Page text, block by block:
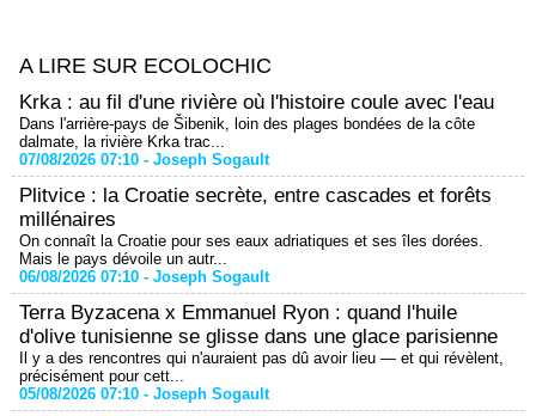
A LIRE SUR ECOLOCHIC
Krka : au fil d'une rivière où l'histoire coule avec l'eau
Dans l'arrière-pays de Šibenik, loin des plages bondées de la côte
dalmate, la rivière Krka trac...
07/08/2026 07:10 - Joseph Sogault
Plitvice : la Croatie secrète, entre cascades et forêts
millénaires
On connaît la Croatie pour ses eaux adriatiques et ses îles dorées.
Mais le pays dévoile un autr...
06/08/2026 07:10 - Joseph Sogault
Terra Byzacena x Emmanuel Ryon : quand l'huile
d'olive tunisienne se glisse dans une glace parisienne
Il y a des rencontres qui n'auraient pas dû avoir lieu — et qui révèlent,
précisément pour cett...
05/08/2026 07:10 - Joseph Sogault